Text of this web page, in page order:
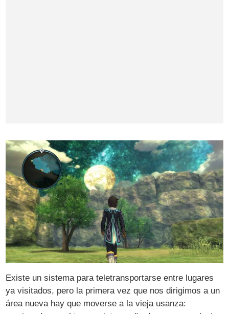
Existe un sistema para teletransportarse entre lugares
ya visitados, pero la primera vez que nos dirigimos a un
área nueva hay que moverse a la vieja usanza: